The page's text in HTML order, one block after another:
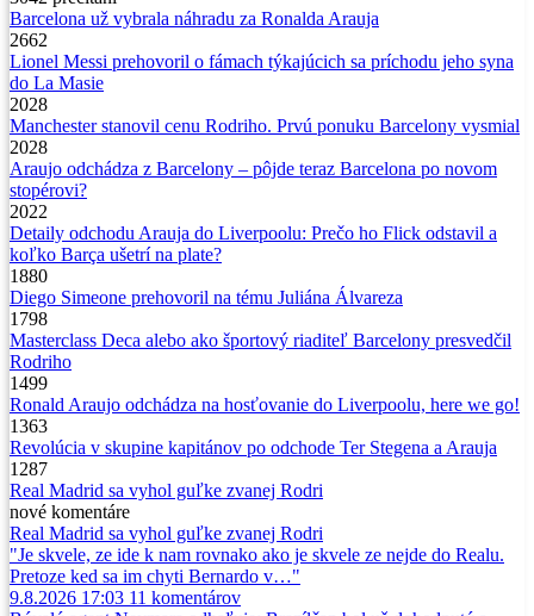
Barcelona už vybrala náhradu za Ronalda Arauja
2662
Lionel Messi prehovoril o fámach týkajúcich sa príchodu jeho syna
do La Masie
2028
Manchester stanovil cenu Rodriho. Prvú ponuku Barcelony vysmial
2028
Araujo odchádza z Barcelony – pôjde teraz Barcelona po novom
stopérovi?
2022
Detaily odchodu Arauja do Liverpoolu: Prečo ho Flick odstavil a
koľko Barça ušetrí na plate?
1880
Diego Simeone prehovoril na tému Juliána Álvareza
1798
Masterclass Deca alebo ako športový riaditeľ Barcelony presvedčil
Rodriho
1499
Ronald Araujo odchádza na hosťovanie do Liverpoolu, here we go!
1363
Revolúcia v skupine kapitánov po odchode Ter Stegena a Arauja
1287
Real Madrid sa vyhol guľke zvanej Rodri
nové komentáre
Real Madrid sa vyhol guľke zvanej Rodri
"Je skvele, ze ide k nam rovnako ako je skvele ze nejde do Realu.
Pretoze ked sa im chyti Bernardo v…"
9.8.2026 17:03 11 komentárov